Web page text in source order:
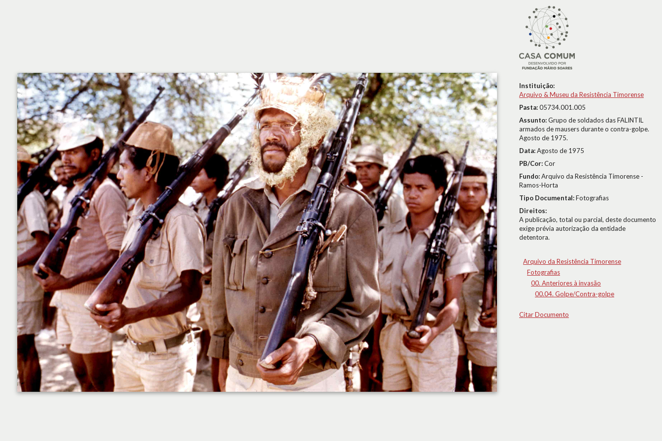
Instituição:
Arquivo & Museu da Resistência Timorense
Pasta:05734.001.005
Assunto:Grupo de soldados das FALINTIL
armados de mausers durante o contra-golpe.
Agosto de 1975.
Data:Agosto de 1975
PB/Cor:Cor
Fundo:Arquivo da Resistência Timorense -
Ramos-Horta
Tipo Documental:Fotografias
Direitos:
A publicação, total ou parcial, deste documento
exige prévia autorização da entidade
detentora.
Arquivo da Resistência Timorense
Fotografias
00. Anteriores à invasão
00.04. Golpe/Contra-golpe
Citar Documento